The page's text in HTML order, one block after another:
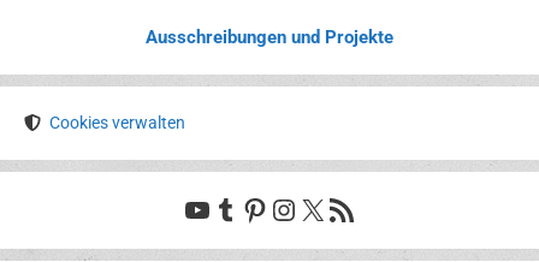
Ausschreibungen und Projekte
Cookies verwalten
YouTube
Tumblr
Pinterest
Instagram
X RSS-Feed